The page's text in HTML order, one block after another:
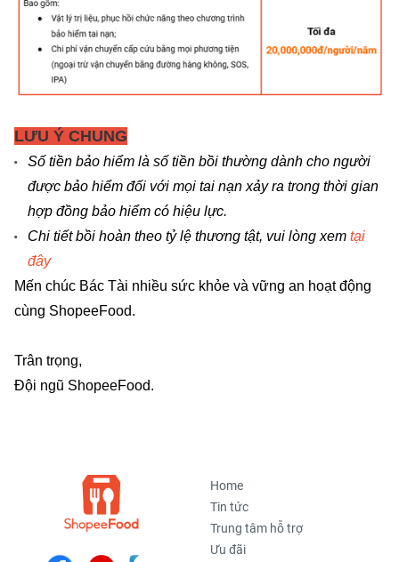
LƯU Ý CHUNG
Số tiền bảo hiểm là số tiền bồi thường dành cho người
được bảo hiểm đối với mọi tai nạn xảy ra trong thời gian
hợp đồng bảo hiểm có hiệu lực.
Chi tiết bồi hoàn theo tỷ lệ thương tật, vui lòng xem tại
đây
Mến chúc Bác Tài nhiều sức khỏe và vững an hoạt động
cùng ShopeeFood.
Trân trọng,
Đội ngũ ShopeeFood.
Home
Tin tức
Trung tâm hỗ trợ
Ưu đãi